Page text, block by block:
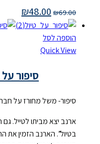
₪69.00
₪48.00
הוספה לסל
Quick View
סיפור
סיפור- משל מחורז על
ארנב יצא מביתו לטייל. גם
בטיול”. הארנב הזמין את